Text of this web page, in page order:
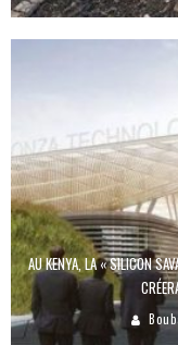
AU KENYA, LA « SILICON